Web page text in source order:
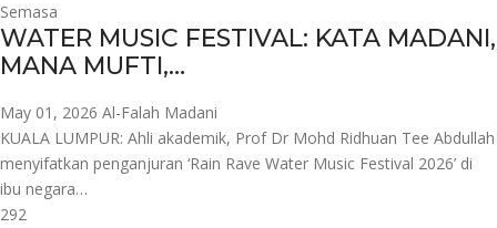
Semasa
WATER MUSIC FESTIVAL: KATA MADANI,
MANA MUFTI,…
May 01, 2026 Al-Falah Madani
KUALA LUMPUR: Ahli akademik, Prof Dr Mohd Ridhuan Tee Abdullah
menyifatkan penganjuran ‘Rain Rave Water Music Festival 2026’ di
ibu negara…
292